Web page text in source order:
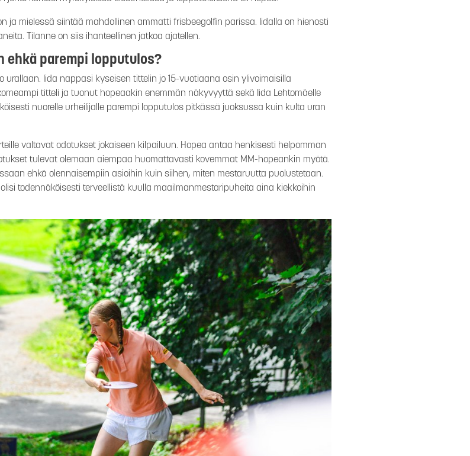
ja mielessä siintää mahdollinen ammatti frisbeegolfin parissa. Iidalla on hienosti
Tilanne on siis ihanteellinen jatkoa ajatellen.
ehkä parempi lopputulos?
Iida nappasi kyseisen tittelin jo 15-vuotiaana osin ylivoimaisilla
titteli ja tuonut hopeaakin enemmän näkyvyyttä sekä Iida Lehtomäelle
nuorelle urheilijalle parempi lopputulos pitkässä juoksussa kuin kulta uran
valtavat odotukset jokaiseen kilpailuun. Hopea antaa henkisesti helpomman
tulevat olemaan aiempaa huomattavasti kovemmat MM-hopeankin myötä.
ehkä olennaisempiin asioihin kuin siihen, miten mestaruutta puolustetaan.
todennäköisesti terveellistä kuulla maailmanmestaripuheita aina kiekkoihin